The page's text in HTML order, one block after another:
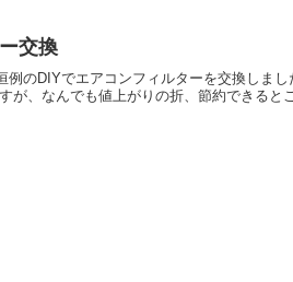
交換
のDIYでエアコンフィルターを交換しまし
が、なんでも値上がりの折、節約できると